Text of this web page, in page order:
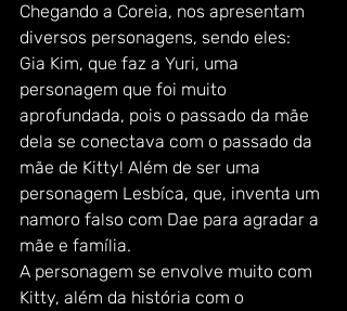
Chegando a Coreia, nos apresentam
diversos personagens, sendo eles:
Gia Kim, que faz a Yuri, uma
personagem que foi muito
aprofundada, pois o passado da mãe
dela se conectava com o passado da
mãe de Kitty! Além de ser uma
personagem Lesbíca, que, inventa um
namoro falso com Dae para agradar a
mãe e família.
A personagem se envolve muito com
Kitty, além da história com o